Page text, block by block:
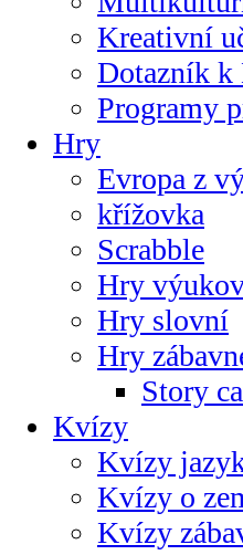
Kreativní
Dotazník
Programy
Hry
Evropa z
křížovka
Scrabble
Hry
Hry slovní
Hry
Story
Kvízy
Kvízy
Kvízy o
Kvízy